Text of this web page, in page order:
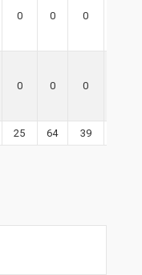
0 0 0
0 0 0
25 64 39